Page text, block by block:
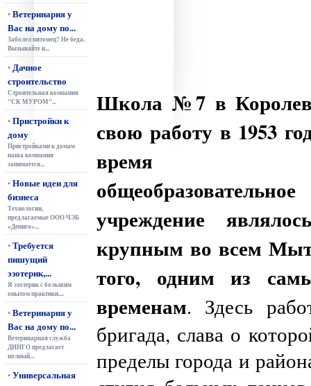
•Ветеринария у
Вас на дому по...
Заболел питомец? Не беда.
Вызывайте и...
•Дачное
строительство
Строительная компания
"СК МУРОМ"...
•Пристройки к
дому
Пристройками к домам
наша компания
занимается...
•Новые идеи для
бизнеса
Технологии,
предлагаемые ООО ЧЭБ
«Дениго»...
•Требуется
пишущий
эзотерик,...
Я эзотерик с большим
опытом практики....
•Ветеринария у
Вас на дому по...
Ветеринарная служба
ДИНГО предлагает
полный...
•Универсальная
Школа №7 в
свою работу в 1953
время
учреждение
крупным во всем
того, одним из
временам. Здесь
бригада, слава о
пределы города и